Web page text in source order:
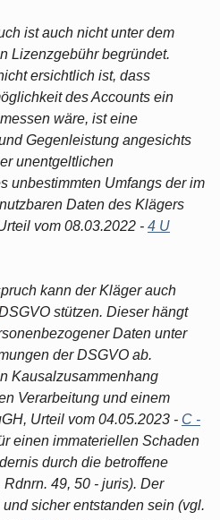
ist auch nicht unter dem
Lizenzgebühr begründet.
ersichtlich ist, dass
des Accounts ein
wäre, ist eine
Gegenleistung angesichts
unentgeltlichen
unbestimmten Umfangs der im
Daten des Klägers
vom 08.03.2022 - 4 U
kann der Kläger auch
stützen. Dieser hängt
Daten unter
der DSGVO ab.
Kausalzusammenhang
Verarbeitung und einem
Urteil vom 04.05.2023 - C -
einen immateriellen Schaden
durch die betroffene
49, 50 - juris). Der
sicher entstanden sein (vgl.